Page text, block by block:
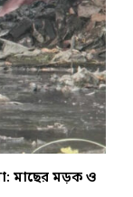
মাছের মড়ক ও